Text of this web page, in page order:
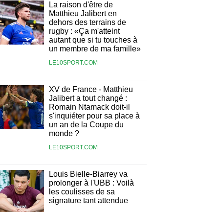
La raison d'être de
Matthieu Jalibert en
dehors des terrains de
rugby : «Ça m'atteint
autant que si tu touches à
un membre de ma famille»
LE10SPORT.COM
XV de France - Matthieu
Jalibert a tout changé :
Romain Ntamack doit-il
s'inquiéter pour sa place à
un an de la Coupe du
monde ?
LE10SPORT.COM
Louis Bielle-Biarrey va
prolonger à l'UBB : Voilà
les coulisses de sa
signature tant attendue